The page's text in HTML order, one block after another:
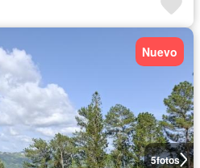
5fotos
Nuevo